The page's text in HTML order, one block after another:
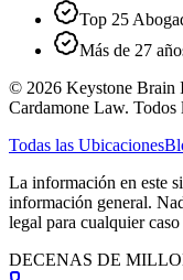
Top 25
Más de 27
© 2026 Keystone Brain
Cardamone Law. Todos
Todas las Ubicaciones
La información en este
información general.
legal para cualquier
DECENAS DE